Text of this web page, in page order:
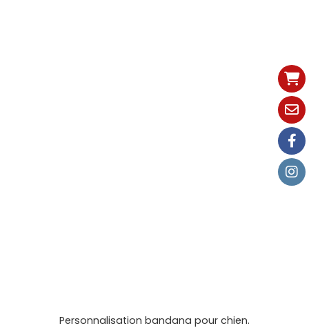
Personnalisation bandana pour chien.